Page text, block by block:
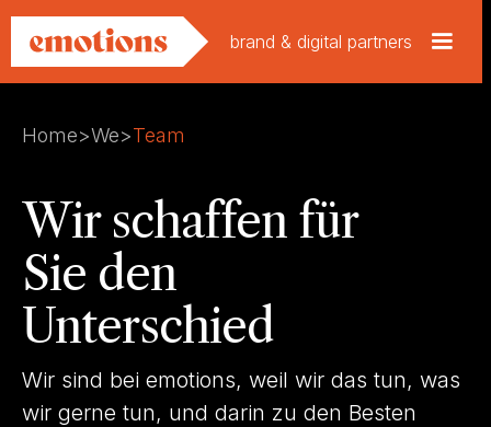
brand & digital partners
Home>We>Team
Wir schaffen für
Sie den
Unterschied
Wir sind bei emotions, weil wir das tun, was
wir gerne tun, und darin zu den Besten